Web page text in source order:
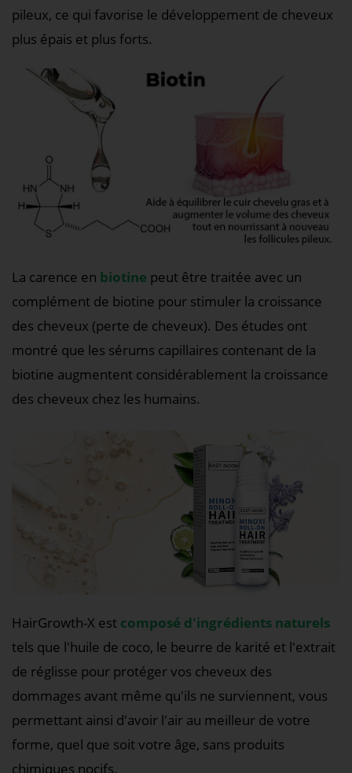
pileux, ce qui favorise le développement de cheveux
plus épais et plus forts.
La carence en biotine peut être traitée avec un
complément de biotine pour stimuler la croissance
des cheveux (perte de cheveux). Des études ont
montré que les sérums capillaires contenant de la
biotine augmentent considérablement la croissance
des cheveux chez les humains.
HairGrowth-X est composé d'ingrédients naturels
tels que l'huile de coco, le beurre de karité et l'extrait
de réglisse pour protéger vos cheveux des
dommages avant même qu'ils ne surviennent, vous
permettant ainsi d'avoir l'air au meilleur de votre
forme, quel que soit votre âge, sans produits
chimiques nocifs.